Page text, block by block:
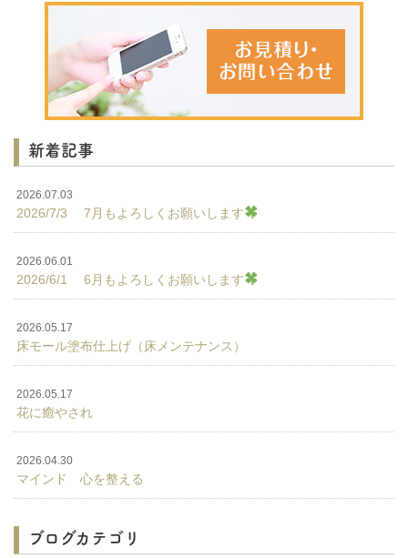
新着記事
2026.07.03
2026/7/3 7月もよろしくお願いします
2026.06.01
2026/6/1 6月もよろしくお願いします
2026.05.17
床モール塗布仕上げ（床メンテナンス）
2026.05.17
花に癒やされ
2026.04.30
マインド 心を整える
ブログカテゴリ